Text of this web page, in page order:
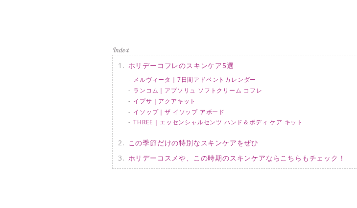
ホリデーコフレのスキンケア5選
メルヴィータ｜7日間アドベントカレンダー
ランコム｜アプソリュ ソフトクリーム コフレ
イプサ｜アクアキット
イソップ｜ザ イソップ アボード
THREE｜エッセンシャルセンツ ハンド＆ボディ ケア キット
この季節だけの特別なスキンケアをぜひ
ホリデーコスメや、この時期のスキンケアならこちらもチェック！